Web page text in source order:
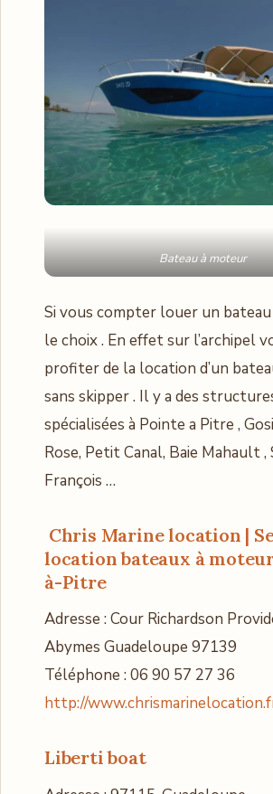
Bateau à moteur
Si vous compter louer un bateau
le choix . En effet sur l’archipel
profiter de la location d’un
sans skipper . Il y a des
spécialisées à Pointe a Pitre ,
Rose, Petit Canal, Baie Mahault ,
François …
Chris Marine location |
location bateaux à
à-Pitre
Adresse : Cour Richardson
Abymes Guadeloupe 97139
Téléphone : 06 90 57 27 36
http://
Liberti boat